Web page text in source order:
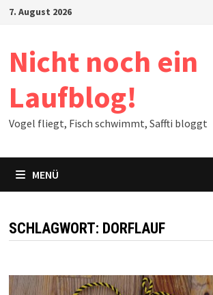
Zum7. August 2026
Nicht noch ein
Laufblog!
Vogel fliegt, Fisch schwimmt, Saffti bloggt
MENÜ
SCHLAGWORT: DORFLAUF